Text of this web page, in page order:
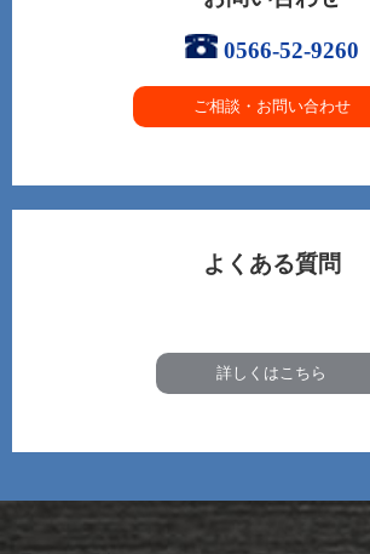
0566-52-9260
ご相談・お問い合わせ
よくある質問
詳しくはこちら